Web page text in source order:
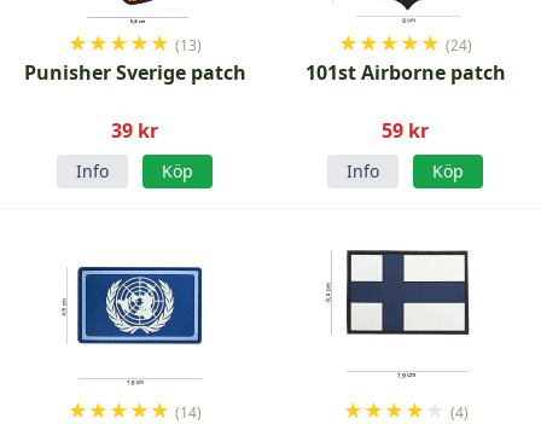
★★★★★ (13)
Punisher Sverige patch
39 kr
Info Köp
★★★★★ (24)
101st Airborne patch
59 kr
Info Köp
★★★★★ (14) ★★★★ ★ (4)